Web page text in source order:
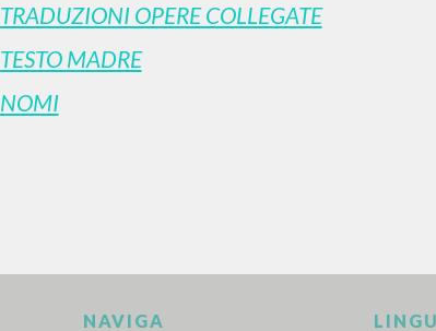
TRADUZIONI OPERE COLLEGATE
TESTO MADRE
NOMI